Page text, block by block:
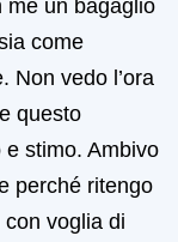
me un bagaglio
come
Non vedo l’ora
questo
stimo. Ambivo
perché ritengo
voglia di